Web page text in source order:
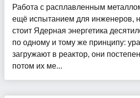
Работа с расплавленным
ещё испытанием для инженеров,
стоит Ядерная энергетика
по одному и тому же принципу:
загружают в реактор, они
потом их ме...